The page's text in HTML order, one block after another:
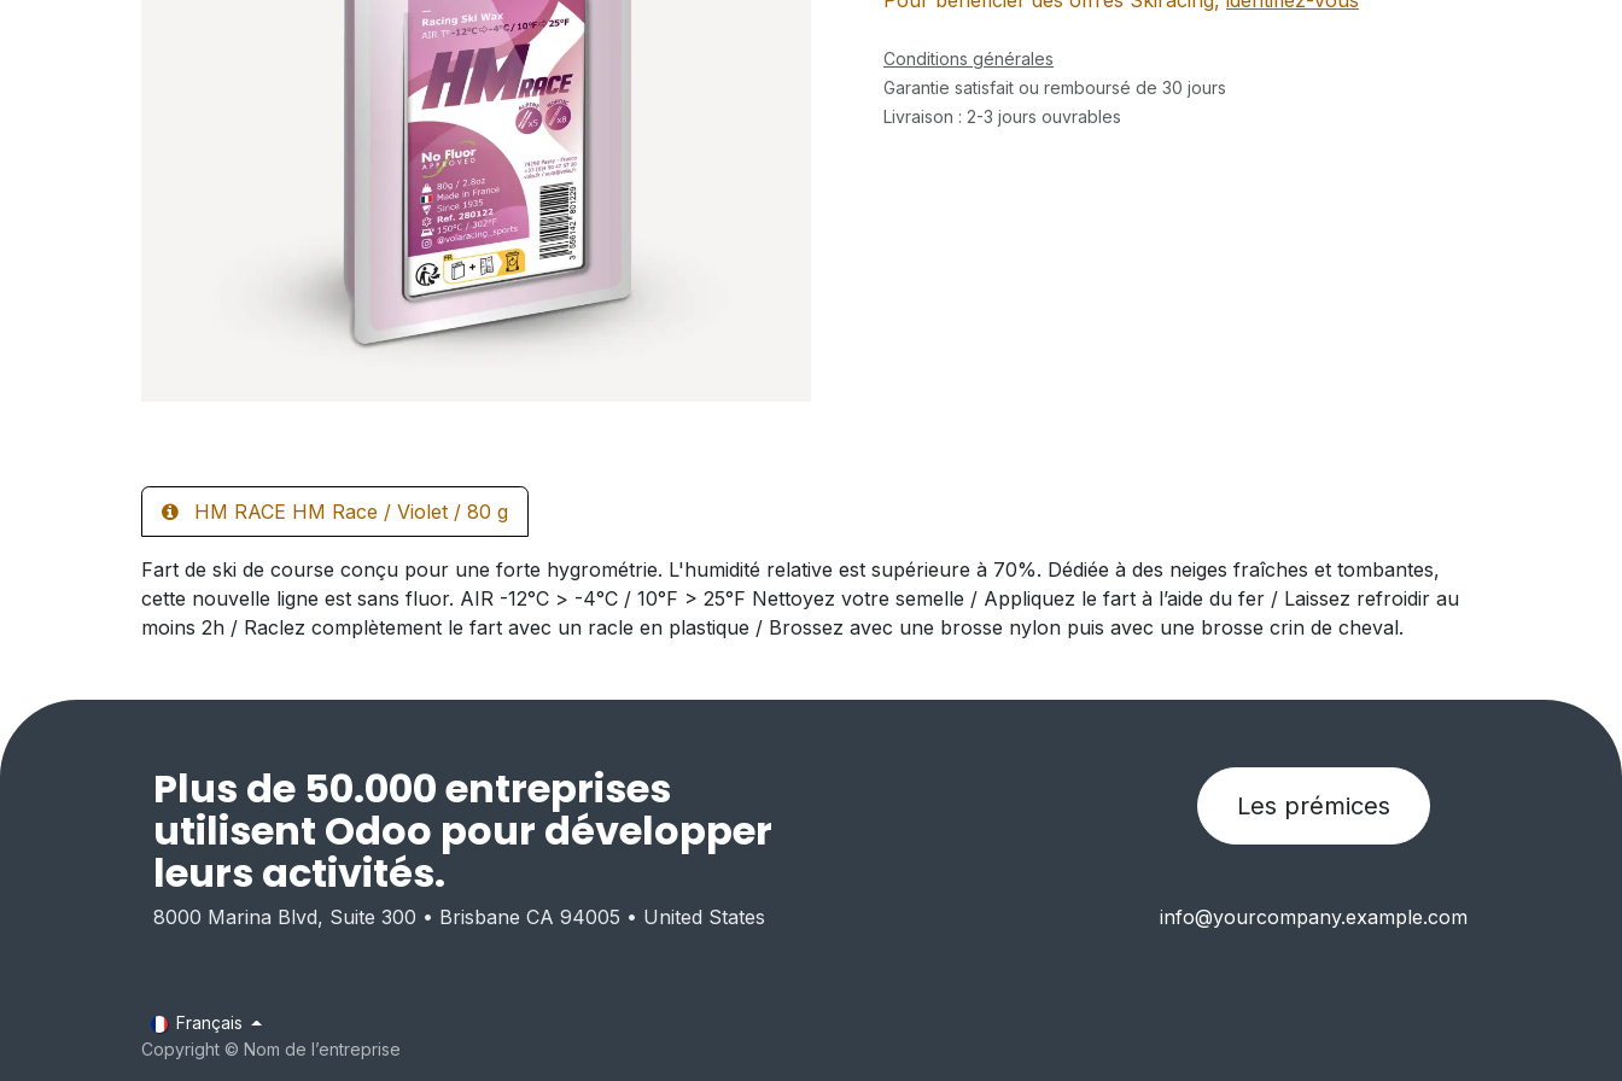
Conditions générales
Garantie satisfait ou remboursé de 30 jours
Livraison : 2-3 jours ouvrables
HM RACE HM Race / Violet / 80 g
Fart de ski de course conçu pour une forte hygrométrie. L'humidité relative est supérieure à 70%. Dédiée à des neiges fraîches et tombantes,
cette nouvelle ligne est sans fluor. AIR -12°C > -4°C / 10°F > 25°F Nettoyez votre semelle / Appliquez le fart à l’aide du fer / Laissez refroidir au
moins 2h / Raclez complètement le fart avec un racle en plastique / Brossez avec une brosse nylon puis avec une brosse crin de cheval.
Plus de 50.000 entreprises
utilisent Odoo pour développer
leurs activités.
Les prémices
8000 Marina Blvd, Suite 300 • Brisbane CA 94005 • United States info@yourcompany.example.com
Copyright © Nom de l’entreprise
Français